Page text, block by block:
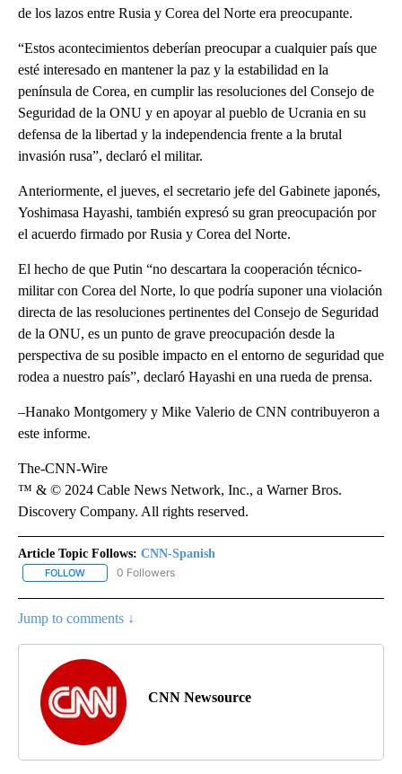
de los lazos entre Rusia y Corea del Norte era preocupante.
“Estos acontecimientos deberían preocupar a cualquier país que
esté interesado en mantener la paz y la estabilidad en la
península de Corea, en cumplir las resoluciones del Consejo de
Seguridad de la ONU y en apoyar al pueblo de Ucrania en su
defensa de la libertad y la independencia frente a la brutal
invasión rusa”, declaró el militar.
Anteriormente, el jueves, el secretario jefe del Gabinete japonés,
Yoshimasa Hayashi, también expresó su gran preocupación por
el acuerdo firmado por Rusia y Corea del Norte.
El hecho de que Putin “no descartara la cooperación técnico-
militar con Corea del Norte, lo que podría suponer una violación
directa de las resoluciones pertinentes del Consejo de Seguridad
de la ONU, es un punto de grave preocupación desde la
perspectiva de su posible impacto en el entorno de seguridad que
rodea a nuestro país”, declaró Hayashi en una rueda de prensa.
–Hanako Montgomery y Mike Valerio de CNN contribuyeron a
este informe.
The-CNN-Wire
™ & © 2024 Cable News Network, Inc., a Warner Bros.
Discovery Company. All rights reserved.
Article Topic Follows: CNN-Spanish
FOLLOW FOLLOW "CNN-SPANISH" TO RECEIVE NOTIFICATIONS ABOUT
0 Followers
Jump to comments ↓
CNN Newsource